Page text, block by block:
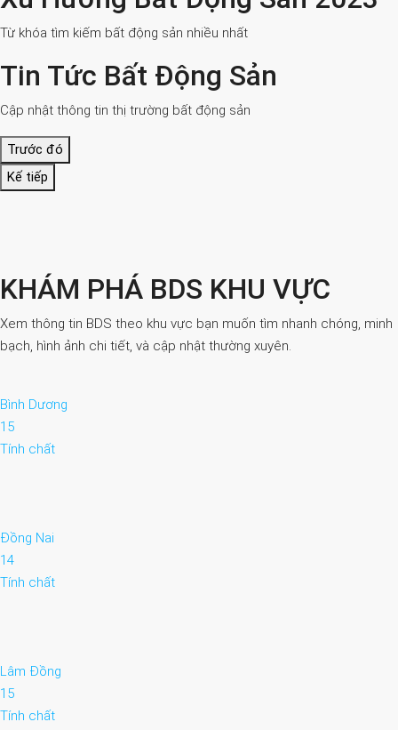
Từ khóa tìm kiếm bất động sản nhiều nhất
Tin Tức Bất Động Sản
Cập nhật thông tin thị trường bất động sản
Trước đó
Kế tiếp
KHÁM PHÁ BDS KHU VỰC
Xem thông tin BDS theo khu vực bạn muốn tìm nhanh chóng, minh
bạch, hình ảnh chi tiết, và cập nhật thường xuyên.
Bình Dương
15
Tính chất
Đồng Nai
14
Tính chất
Lâm Đồng
15
Tính chất